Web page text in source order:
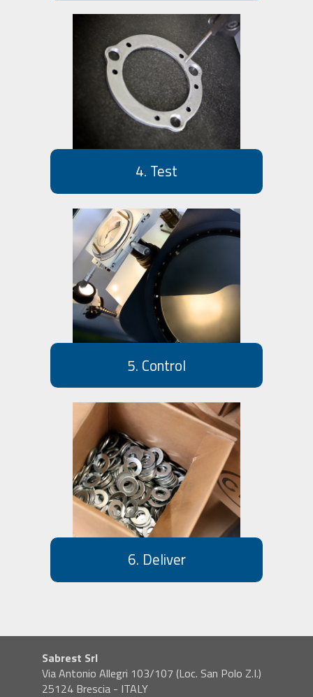
4. Test
5. Control
6. Deliver
Sabrest Srl
Via Antonio Allegri 103/107 (Loc. San Polo Z.I.)
25124 Brescia - ITALY